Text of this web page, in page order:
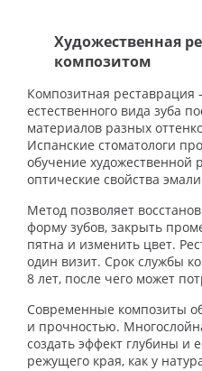
Художественная
композитом
Композитная реставрация
естественного вида зуба
материалов разных
Испанские стоматологи
обучение художественной
оптические свойства
Метод позволяет
форму зубов, закрыть
пятна и изменить цвет.
один визит. Срок службы
8 лет, после чего может
Современные композиты
и прочностью.
создать эффект глубины и
режущего края, как у